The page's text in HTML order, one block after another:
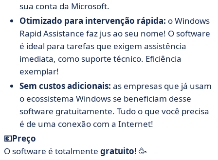
sua conta da Microsoft.
Otimizado para intervenção rápida: o Windows
Rapid Assistance faz jus ao seu nome! O software
é ideal para tarefas que exigem assistência
imediata, como suporte técnico. Eficiência
exemplar!
Sem custos adicionais: as empresas que já usam
o ecossistema Windows se beneficiam desse
software gratuitamente. Tudo o que você precisa
é de uma conexão com a Internet!
💶Preço
O software é totalmente gratuito! 🥳